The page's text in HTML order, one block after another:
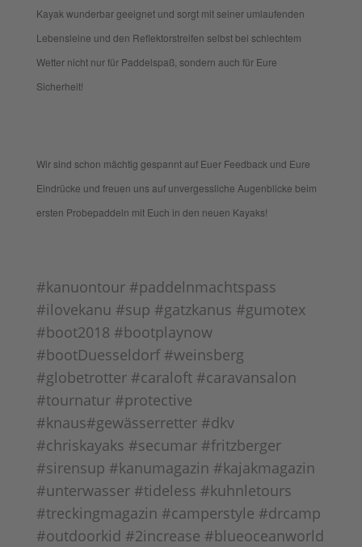
Kayak wunderbar geeignet und sorgt mit seiner umlaufenden
Lebensleine und den Reflektorstreifen selbst bei schlechtem
Wetter nicht nur für Paddelspaß, sondern auch für Eure
Sicherheit!
Wir sind schon mächtig gespannt auf Euer Feedback und Eure
Eindrücke und freuen uns auf unvergessliche Augenblicke beim
ersten Probepaddeln mit Euch in den neuen Kayaks!
#kanuontour #paddelnmachtspass
#ilovekanu #sup #gatzkanus #gumotex
#boot2018 #bootplaynow
#bootDuesseldorf #weinsberg
#globetrotter #caraloft #caravansalon
#tournatur #protective
#knaus#gewässerretter #dkv
#chriskayaks #secumar #fritzberger
#sirensup #kanumagazin #kajakmagazin
#unterwasser #tideless #kuhnletours
#treckingmagazin #camperstyle #drcamp
#outdoorkid #2increase #blueoceanworld